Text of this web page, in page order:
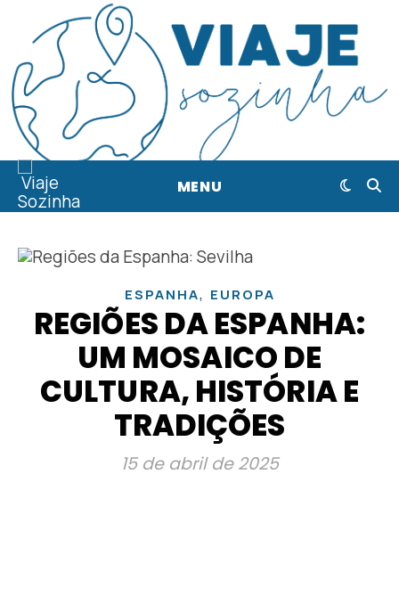
MENU
ESPANHA, EUROPA
REGIÕES DA ESPANHA:
UM MOSAICO DE
CULTURA, HISTÓRIA E
TRADIÇÕES
15 de abril de 2025